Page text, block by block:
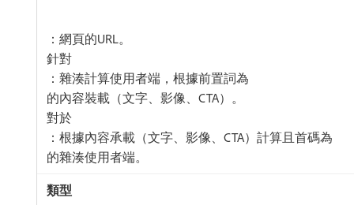
：網頁的URL。
針對​
：雜湊計算使用者端，根據前置詞為
的內容裝載（文字、影像、CTA）。
對於​
：根據內容承載（文字、影像、CTA）計算且首碼為
的雜湊使用者端。